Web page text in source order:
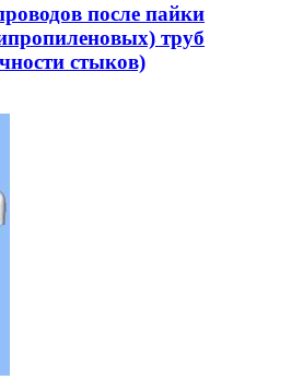
после пайки
труб
стыков)